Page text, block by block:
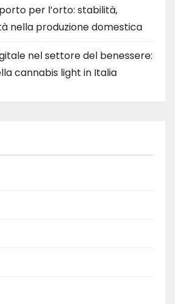
per l’orto: stabilità,
nella produzione domestica
nel settore del benessere:
cannabis light in Italia